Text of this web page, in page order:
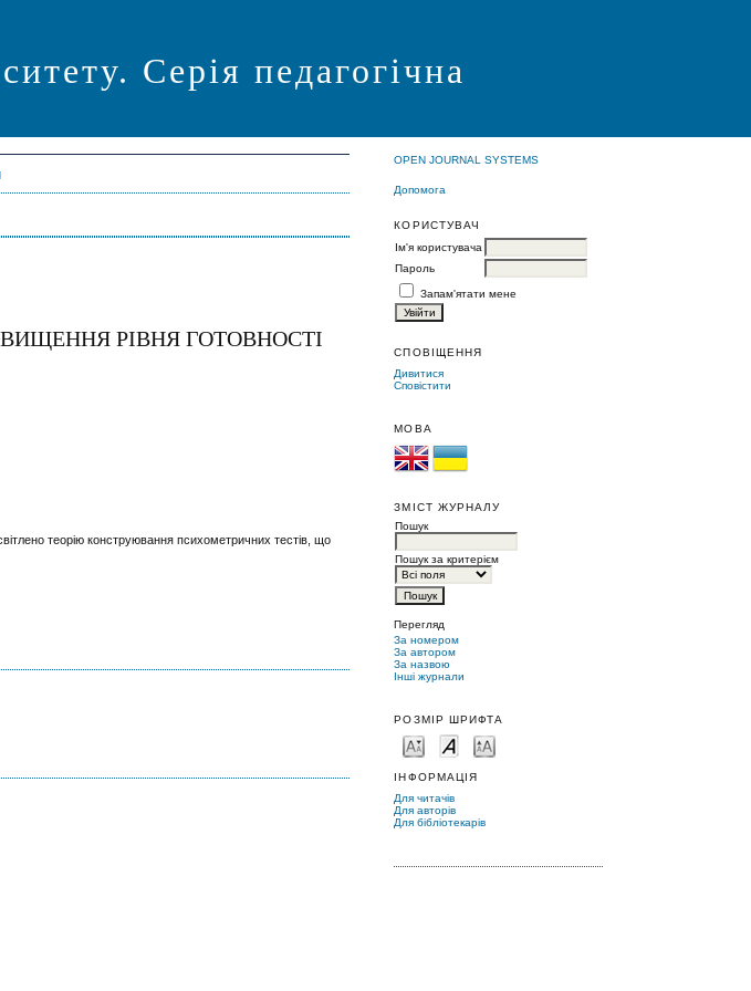
Серія педагогічна
OPEN JOURNAL SYSTEMS
Допомога
КОРИСТУВАЧ
Ім'я користувача
Пароль
Запам'ятати мене
СПОВІЩЕННЯ
Дивитися
Сповістити
МОВА
ЗМІСТ ЖУРНАЛУ
Пошук
Пошук за критерієм
Перегляд
За номером
За автором
За назвою
Інші журнали
РОЗМІР ШРИФТА
ІНФОРМАЦІЯ
Для читачів
Для авторів
Для бібліотекарів
РІВНЯ ГОТОВНОСТІ
теорію конструювання психометричних тестів, що